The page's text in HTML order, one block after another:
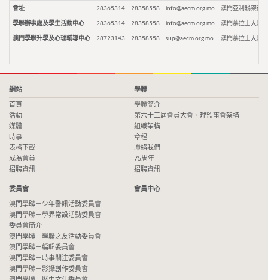
會址 28365314 28358558 info@aecm.org.mo 澳門亞利鴉架街9
學聯辦事處及學生活動中心 28365314 28358558 info@aecm.org.mo 澳門慕拉士大馬
澳門學聯升學及心理輔導中心 28723143 28358558 sup@aecm.org.mo 澳門慕拉士大馬
網站
首頁
活動
媒體
時事
表格下載
成為會員
招聘資訊
學聯
學聯簡介
第六十三屆會員大會、理監事會架構
組織架構
章程
聯絡我們
75周年
招聘資訊
委員會
澳門學聯－少年警訊活動委員會
澳門學聯－學界常設活動委員會
委員會簡介
澳門學聯－學聯之友活動委員會
澳門學聯－編輯委員會
澳門學聯－時事關注委員會
澳門學聯－影攝創作委員會
會員中心